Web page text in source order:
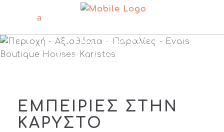
ΠΕΡΙΟΧΗ
ΦΥΣΗ & ΠΑΡΑΔΟΣΗ
ΕΜΠΕΙΡΙΕΣ ΣΤΗΝ
ΚΑΡΥΣΤΟ